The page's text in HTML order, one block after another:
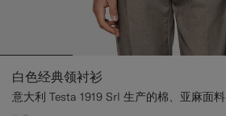
白色经典领衬衫
意大利 Testa 1919 Srl 生产的棉、亚麻面料